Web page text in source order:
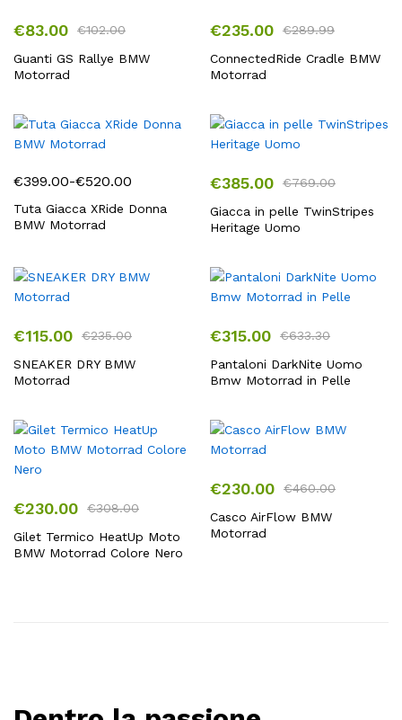
€83.00 €102.00
Guanti GS Rallye BMW
Motorrad
€235.00 €289.99
ConnectedRide Cradle BMW
Motorrad
€399.00-€520.00
Fascia
di
prezzo:
€399.00
Tuta Giacca XRide Donna
BMW Motorrad
€385.00 €769.00
Giacca in pelle TwinStripes
Heritage Uomo
€115.00 €235.00
SNEAKER DRY BMW
Motorrad
€315.00 €633.30
Pantaloni DarkNite Uomo
Bmw Motorrad in Pelle
€230.00 €308.00
Gilet Termico HeatUp Moto
BMW Motorrad Colore Nero
€230.00 €460.00
Casco AirFlow BMW
Motorrad